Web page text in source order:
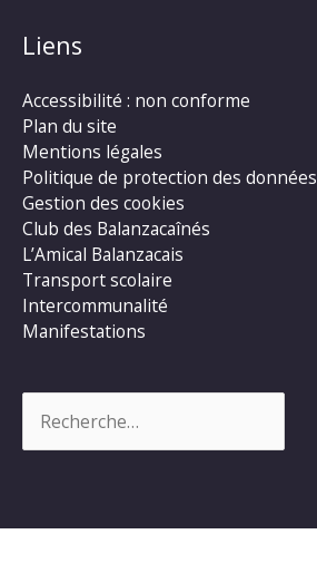
Liens
Accessibilité : non conforme
Plan du site
Mentions légales
Politique de protection des données
Gestion des cookies
Club des Balanzacaînés
L’Amical Balanzacais
Transport scolaire
Intercommunalité
Manifestations